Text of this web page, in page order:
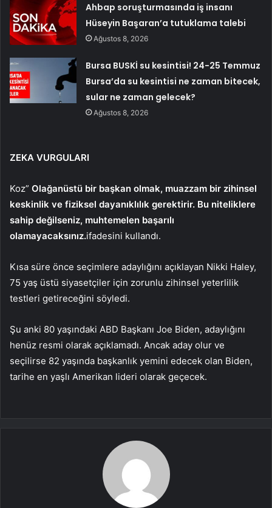
Ahbap soruşturmasında iş insanı
Hüseyin Başaran’a tutuklama talebi
Ağustos 8, 2026
Bursa BUSKİ su kesintisi! 24-25 Temmuz
Bursa’da su kesintisi ne zaman bitecek,
sular ne zaman gelecek?
Ağustos 8, 2026
ZEKA VURGULARI
Koz” Olağanüstü bir başkan olmak, muazzam bir zihinsel
keskinlik ve fiziksel dayanıklılık gerektirir. Bu niteliklere
sahip değilseniz, muhtemelen başarılı
olamayacaksınız.ifadesini kullandı.
Kısa süre önce seçimlere adaylığını açıklayan Nikki Haley,
75 yaş üstü siyasetçiler için zorunlu zihinsel yeterlilik
testleri getireceğini söyledi.
Şu anki 80 yaşındaki ABD Başkanı Joe Biden, adaylığını
henüz resmi olarak açıklamadı. Ancak aday olur ve
seçilirse 82 yaşında başkanlık yemini edecek olan Biden,
tarihe en yaşlı Amerikan lideri olarak geçecek.